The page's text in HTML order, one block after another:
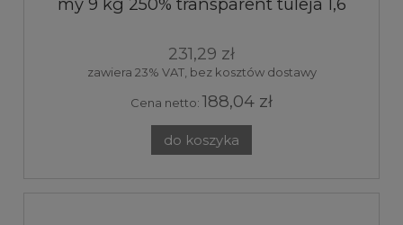
231,29 zł
zawiera 23% VAT, bez kosztów dostawy
Cena netto: 188,04 zł
do koszyka